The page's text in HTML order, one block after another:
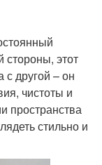
стороны, этот
с другой – он
чистоты и
пространства
стильно и